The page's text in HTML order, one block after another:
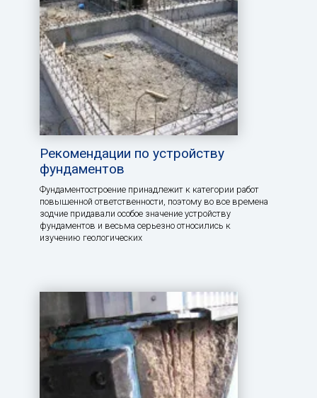
Рекомендации по устройству
фундаментов
Фундаментостроение принадлежит к категории работ
повышенной ответственности, поэтому во все времена
зодчие придавали особое значение устройству
фундаментов и весьма серьезно относились к
изучению геологических